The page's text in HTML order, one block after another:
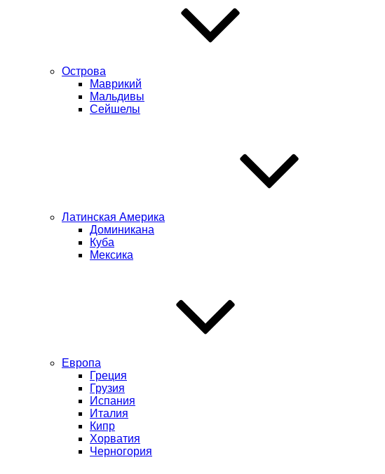
Острова
Маврикий
Мальдивы
Сейшелы
Латинская Америка
Доминикана
Куба
Мексика
Европа
Греция
Грузия
Испания
Италия
Кипр
Хорватия
Черногория